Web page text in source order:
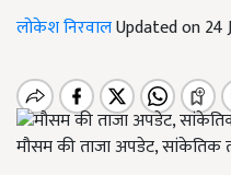
लोकेश निरवालUpdated on 24
मौसम की ताजा अपडेट, सांकेतिक